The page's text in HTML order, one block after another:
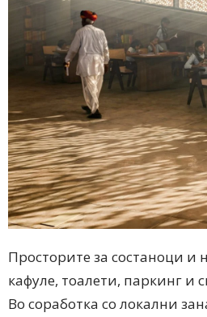
Просторите за состаноци и
кафуле, тоалети, паркинг и
Во соработка со локални